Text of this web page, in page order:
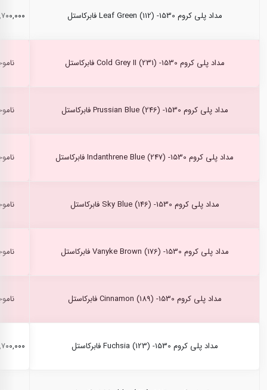
مداد پلی کروم Leaf Green (112) -1530 فابرکاستل ۲,۷۰۰,۰۰۰
مداد پلی کروم Cold Grey II (231) -1530 فابرکاستل
مداد پلی کروم Prussian Blue (246) -1530 فابرکاستل
مداد پلی کروم Indanthrene Blue (247) -1530 فابرکاستل
مداد پلی کروم Sky Blue (146) -1530 فابرکاستل
مداد پلی کروم Vanyke Brown (176) -1530 فابرکاستل
مداد پلی کروم Cinnamon (189) -1530 فابرکاستل
مداد پلی کروم Fuchsia (123) -1530 فابرکاستل ۲,۷۰۰,۰۰۰